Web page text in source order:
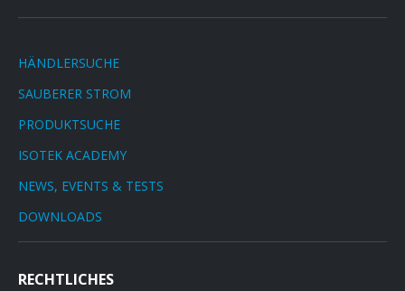
HÄNDLERSUCHE
SAUBERER STROM
PRODUKTSUCHE
ISOTEK ACADEMY
NEWS, EVENTS & TESTS
DOWNLOADS
RECHTLICHES